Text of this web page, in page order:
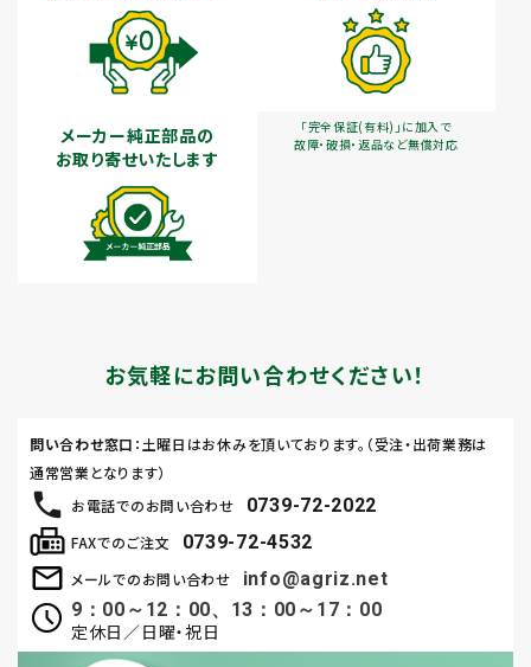
「完全保証(有料)」に加入で
故障・破損・返品など無償対応
メーカー純正部品の
お取り寄せいたします
お気軽にお問い合わせください！
お電話でのお問い合わせ 0739-72-2022
メールでのお問い合わせ
info@agriz.net
9：00～12：00、13：00～17：00
定休日／日曜・祝日
FAXでのご注文 0739-72-4532
問い合わせ窓口 ：土曜日はお休みを頂いております。（受注・出荷業務は
通常営業となります）